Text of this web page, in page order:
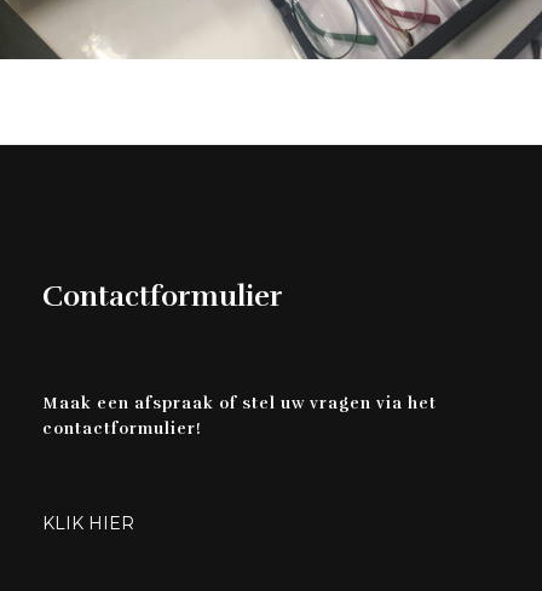
Contactformulier
Maak een afspraak of stel uw vragen via het
contactformulier!
KLIK HIER